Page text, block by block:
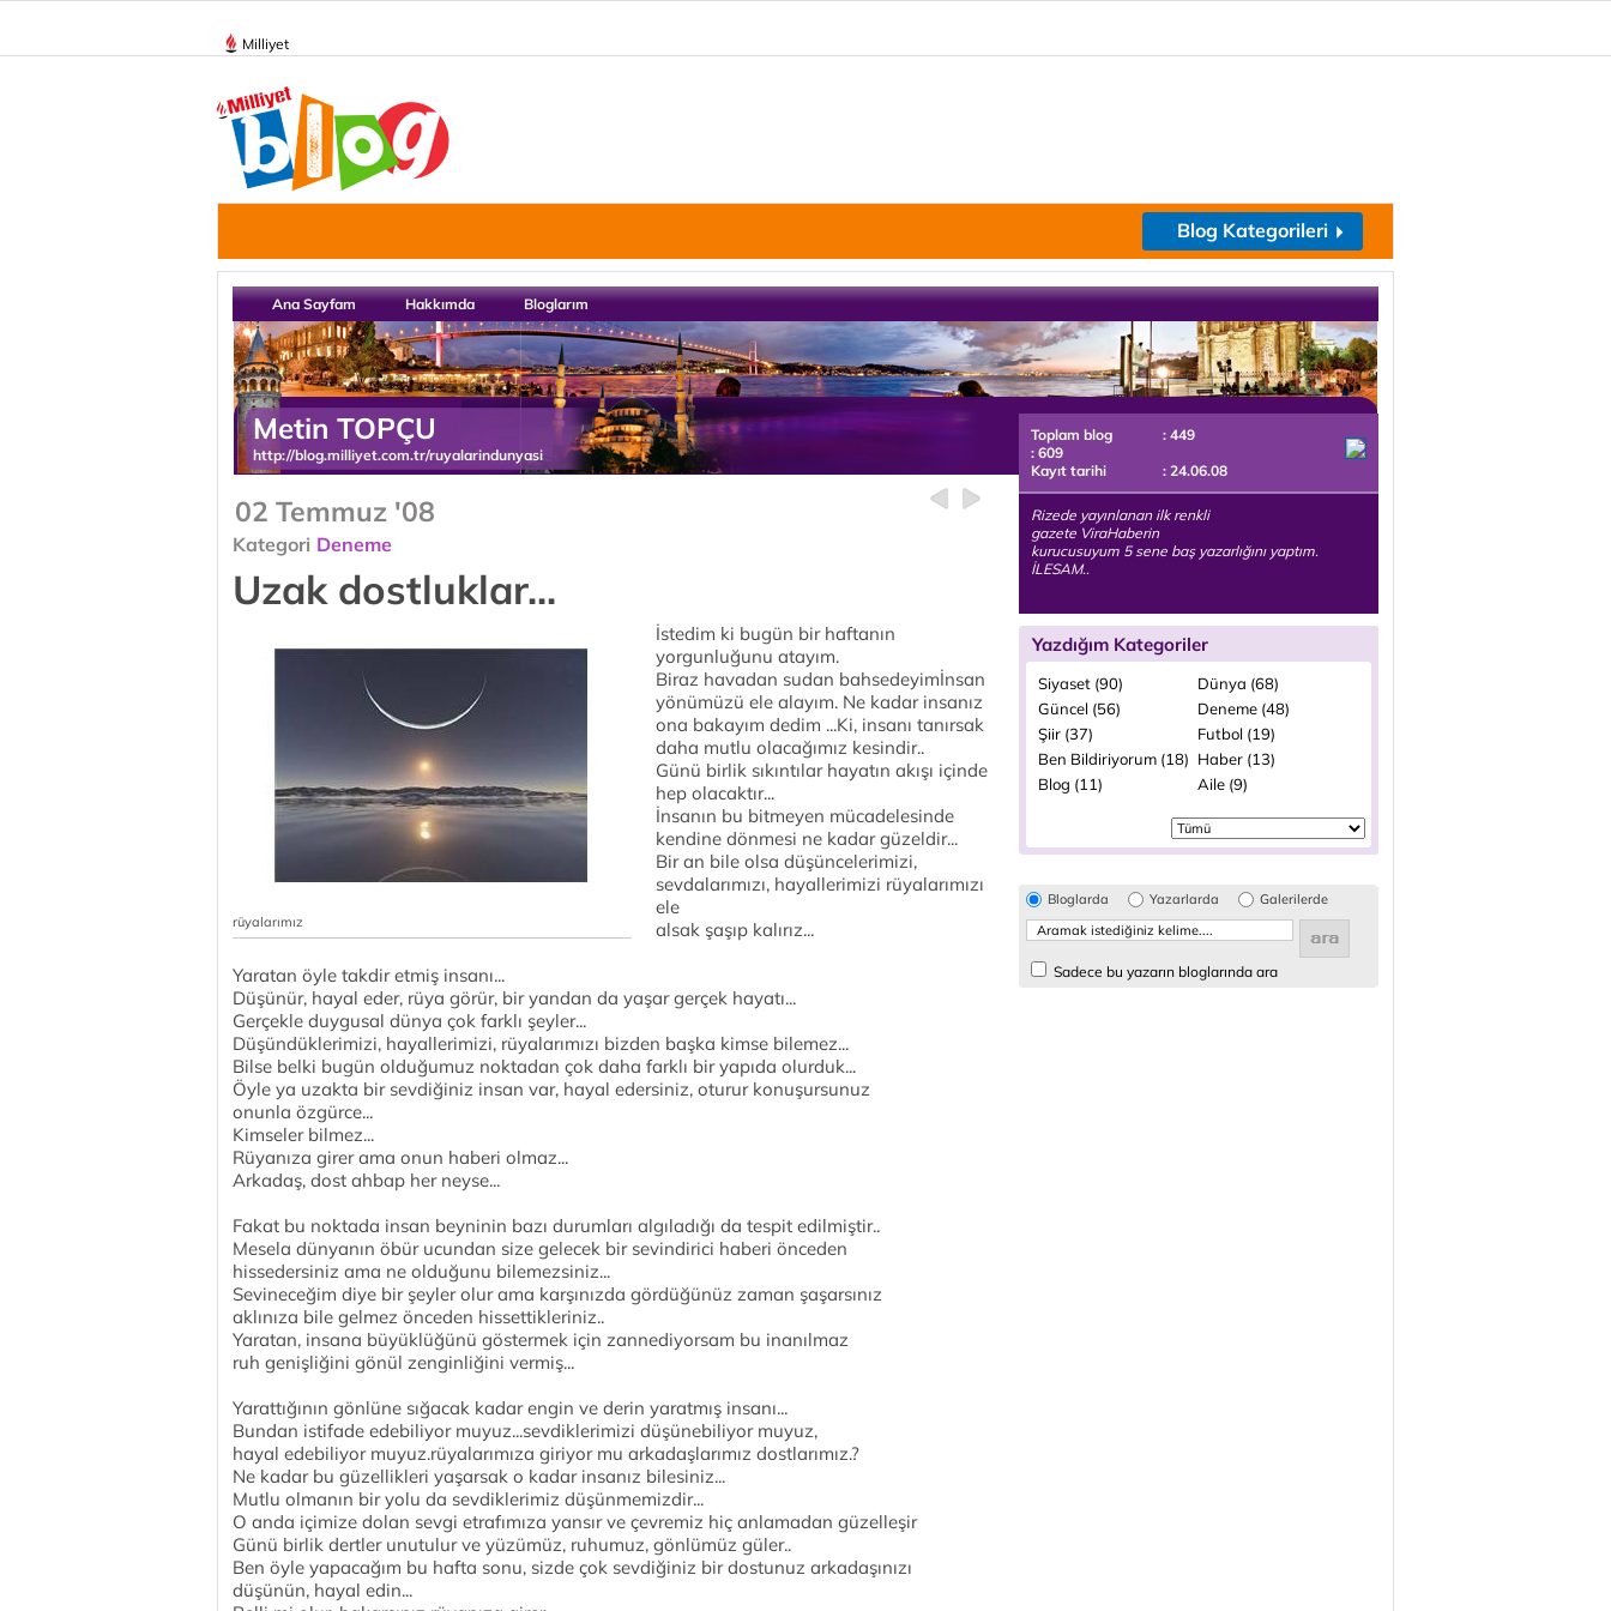
Milliyet
Blog Kategorileri
Ana Sayfam Hakkımda Bloglarım
Metin TOPÇU
http://blog.milliyet.com.tr/ruyalarindunyasi
02 Temmuz '08
Kategori Deneme
Uzak dostluklar...
rüyalarımız
İstedim ki bugün bir haftanın
yorgunluğunu atayım.
Biraz havadan sudan bahsedeyimİnsan
yönümüzü ele alayım. Ne kadar insanız
ona bakayım dedim ...Ki, insanı tanırsak
daha mutlu olacağımız kesindir..
Günü birlik sıkıntılar hayatın akışı içinde
hep olacaktır...
İnsanın bu bitmeyen mücadelesinde
kendine dönmesi ne kadar güzeldir...
Bir an bile olsa düşüncelerimizi,
sevdalarımızı, hayallerimizi rüyalarımızı
ele
alsak şaşıp kalırız...
Yaratan öyle takdir etmiş insanı...
Düşünür, hayal eder, rüya görür, bir yandan da yaşar gerçek hayatı...
Gerçekle duygusal dünya çok farklı şeyler...
Düşündüklerimizi, hayallerimizi, rüyalarımızı bizden başka kimse bilemez...
Bilse belki bugün olduğumuz noktadan çok daha farklı bir yapıda olurduk...
Öyle ya uzakta bir sevdiğiniz insan var, hayal edersiniz, oturur konuşursunuz
onunla özgürce...
Kimseler bilmez...
Rüyanıza girer ama onun haberi olmaz...
Arkadaş, dost ahbap her neyse...
Fakat bu noktada insan beyninin bazı durumları algıladığı da tespit edilmiştir..
Mesela dünyanın öbür ucundan size gelecek bir sevindirici haberi önceden
hissedersiniz ama ne olduğunu bilemezsiniz...
Sevineceğim diye bir şeyler olur ama karşınızda gördüğünüz zaman şaşarsınız
aklınıza bile gelmez önceden hissettikleriniz..
Yaratan, insana büyüklüğünü göstermek için zannediyorsam bu inanılmaz
ruh genişliğini gönül zenginliğini vermiş...
Yarattığının gönlüne sığacak kadar engin ve derin yaratmış insanı...
Bundan istifade edebiliyor muyuz...sevdiklerimizi düşünebiliyor muyuz,
hayal edebiliyor muyuz.rüyalarımıza giriyor mu arkadaşlarımız dostlarımız.?
Ne kadar bu güzellikleri yaşarsak o kadar insanız bilesiniz...
Mutlu olmanın bir yolu da sevdiklerimiz düşünmemizdir...
O anda içimize dolan sevgi etrafımıza yansır ve çevremiz hiç anlamadan güzelleşir
Günü birlik dertler unutulur ve yüzümüz, ruhumuz, gönlümüz güler..
Ben öyle yapacağım bu hafta sonu, sizde çok sevdiğiniz bir dostunuz arkadaşınızı
düşünün, hayal edin...
Toplam blog
: 449
: 609
Kayıt tarihi
: 24.06.08
Rizede yayınlanan ilk renkli
gazete ViraHaberin
kurucusuyum 5 sene baş yazarlığını yaptım.
İLESAM..
Yazdığım Kategoriler
Siyaset (90)
Dünya (68)
Güncel (56)
Deneme (48)
Şiir (37)
Futbol (19)
Ben Bildiriyorum (18) Haber (13)
Blog (11)
Aile (9)
Bloglarda Yazarlarda Galerilerde
Sadece bu yazarın bloglarında ara